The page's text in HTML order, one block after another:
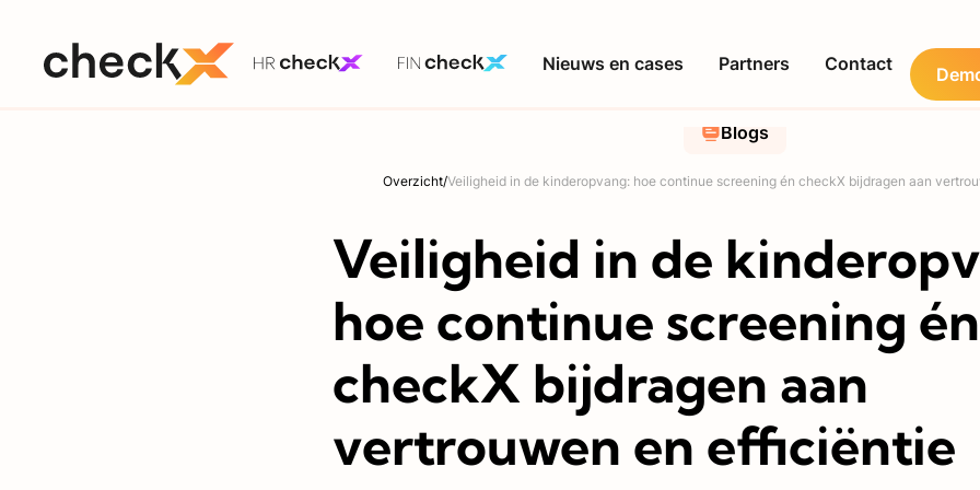
Nieuws en cases Partners Contact
Blogs
Overzicht/Veiligheid in de kinderopvang: hoe continue screening én checkX bijdragen aan
Veiligheid in de
hoe continue screening én
checkX bijdragen aan
vertrouwen en efficiëntie